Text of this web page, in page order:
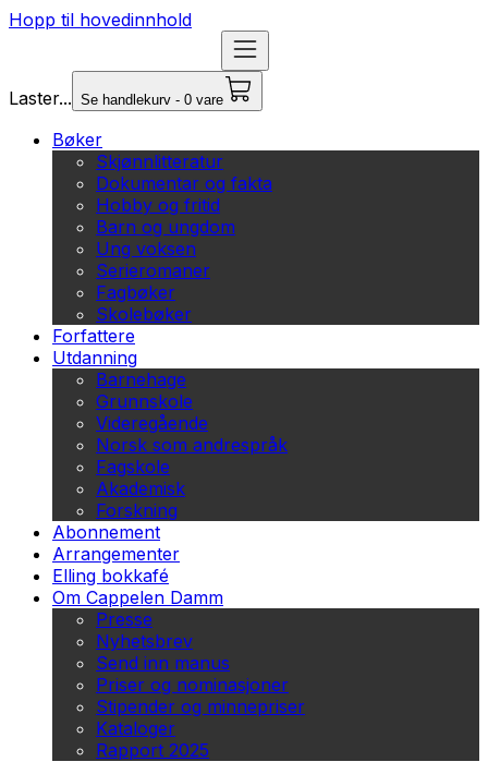
Hopp til hovedinnhold
Laster... Se handlekurv - 0 vare
Bøker
Skjønnlitteratur
Dokumentar og fakta
Hobby og fritid
Barn og ungdom
Ung voksen
Serieromaner
Fagbøker
Skolebøker
Forfattere
Utdanning
Barnehage
Grunnskole
Videregående
Norsk som andrespråk
Fagskole
Akademisk
Forskning
Abonnement
Arrangementer
Elling bokkafé
Om Cappelen Damm
Presse
Nyhetsbrev
Send inn manus
Priser og nominasjoner
Stipender og minnepriser
Kataloger
Rapport 2025